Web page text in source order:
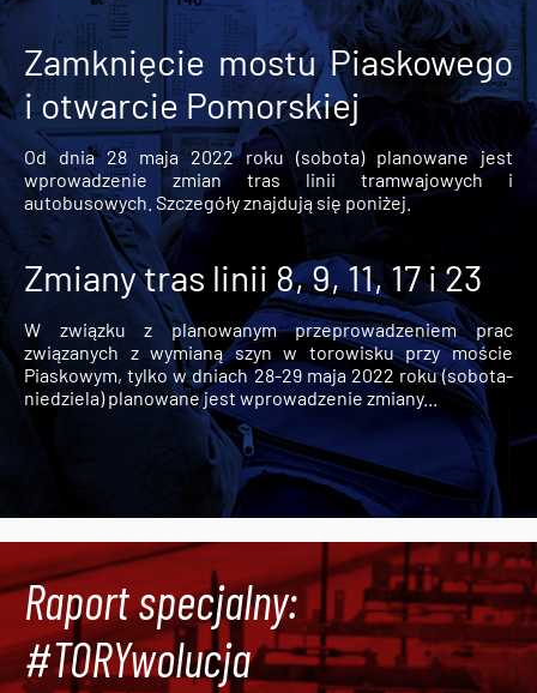
Zamknięcie mostu Piaskowego
i otwarcie Pomorskiej
Od dnia 28 maja 2022 roku (sobota) planowane jest
wprowadzenie zmian tras linii tramwajowych i
autobusowych. Szczegóły znajdują się poniżej.
Zmiany tras linii 8, 9, 11, 17 i 23
W związku z planowanym przeprowadzeniem prac
związanych z wymianą szyn w torowisku przy moście
Piaskowym, tylko w dniach 28-29 maja 2022 roku (sobota-
niedziela) planowane jest wprowadzenie zmiany...
Raport specjalny:
#TORYwolucja